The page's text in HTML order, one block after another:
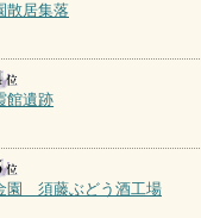
散居集落
館遺跡
園 須藤ぶどう酒工場